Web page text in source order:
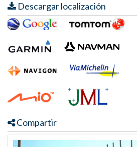
Descargar localización
Compartir